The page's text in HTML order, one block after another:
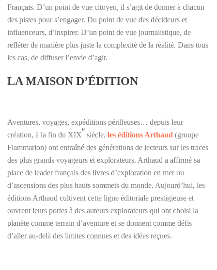
Français. D’un point de vue citoyen, il s’agit de donner à chacun
des pistes pour s’engager. Du point de vue des décideurs et
influenceurs, d’inspirer. D’un point de vue journalistique, de
refléter de manière plus juste la complexité de la réalité. Dans tous
les cas, de diffuser l’envie d’agir.
LA MAISON D’ÉDITION
Aventures, voyages, expéditions périlleuses… depuis leur
création, à la fin du XIX
e
siècle, les éditions Arthaud (groupe
Flammarion) ont entraîné des générations de lecteurs sur les traces
des plus grands voyageurs et explorateurs. Arthaud a affirmé sa
place de leader français des livres d’exploration en mer ou
d’ascensions des plus hauts sommets du monde. Aujourd’hui, les
éditions Arthaud cultivent cette ligne éditoriale prestigieuse et
ouvrent leurs portes à des auteurs explorateurs qui ont choisi la
planète comme terrain d’aventure et se donnent comme défis
d’aller au-delà des limites connues et des idées reçues.